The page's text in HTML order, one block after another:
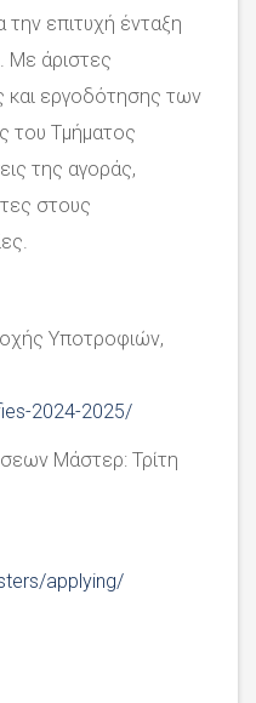
την επιτυχή ένταξη
Με άριστες
εργοδότησης των
του Τμήματος
της αγοράς,
στους
Υποτροφιών,
2024-2025/
Μάστερ: Τρίτη
applying/